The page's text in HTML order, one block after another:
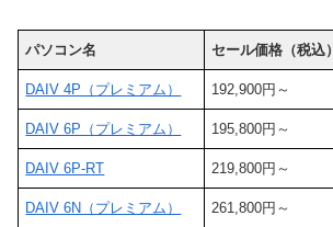
パソコン名 セール価格（税込）
DAIV 4P（プレミアム） 192,900円～
DAIV 6P（プレミアム） 195,800円～
DAIV 6P-RT 219,800円～
DAIV 6N（プレミアム） 261,800円～